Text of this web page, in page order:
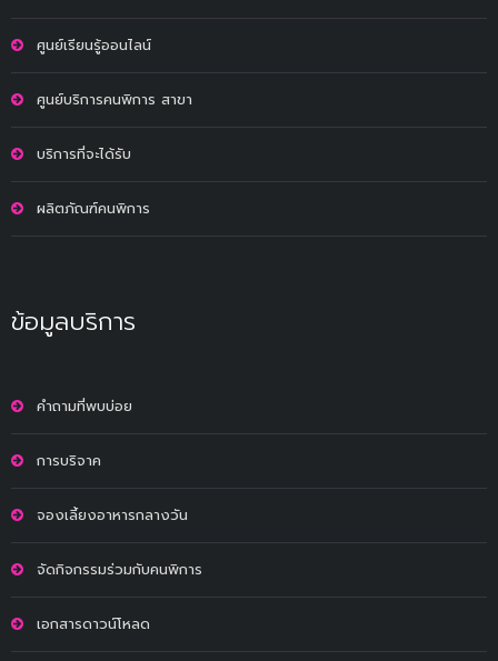
ศูนย์เรียนรู้ออนไลน์
ศูนย์บริการคนพิการ สาขา
บริการที่จะได้รับ
ผลิตภัณฑ์คนพิการ
ข้อมูลบริการ
คำถามที่พบบ่อย
การบริจาค
จองเลี้ยงอาหารกลางวัน
จัดกิจกรรมร่วมกับคนพิการ
เอกสารดาวน์โหลด